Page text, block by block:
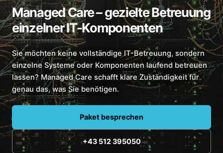
Managed
IT-
IT-
PC-
IT-
IT-
IT-
Drucker
Software
Drucker &
Drucker
PAM –
Hersteller
Übersicht
Konica
HP
Über uns
Managed Care – gezielte Betreuung
einzelner IT-Komponenten
Sie möchten keine vollständige IT-Betreuung, sondern
einzelne Systeme oder Komponenten laufend betreuen
lassen? Managed Care schafft klare Zuständigkeit für
genau das, was Sie benötigen.
Paket besprechen
+43 512 395050